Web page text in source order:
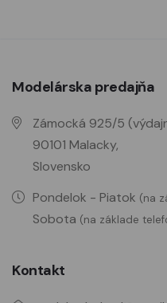
Modelárska predajňa
Zámocká 925/5
90101 Malacky,
Slovensko
Pondelok - Piatok (na
Sobota (na základe
Kontakt